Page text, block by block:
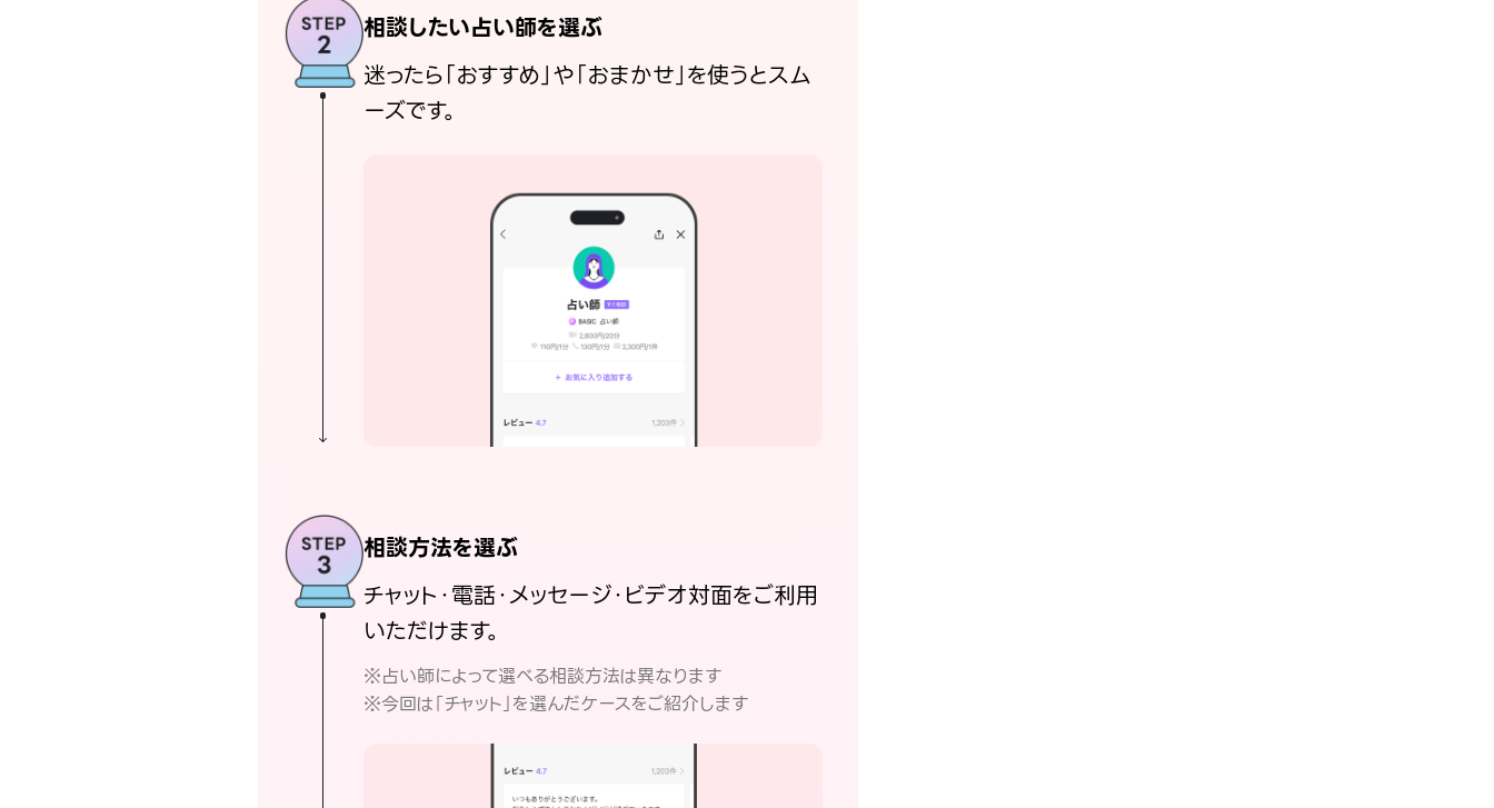
相談したい占い師を選ぶ
迷ったら「おすすめ」や「おまかせ」を使うとスム
ーズです。
相談方法を選ぶ
チャット・電話・メッセージ・ビデオ対面をご利用
いただけます。
※占い師によって選べる相談方法は異なります
※今回は「チャット」を選んだケースをご紹介します